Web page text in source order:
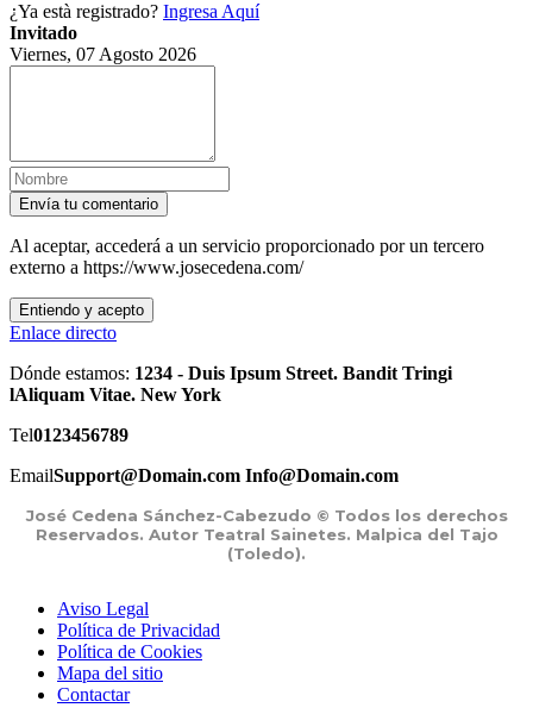
¿Ya està registrado? Ingresa Aquí
Invitado
Viernes, 07 Agosto 2026
Envía tu comentario
Al aceptar, accederá a un servicio proporcionado por un tercero
externo a https://www.josecedena.com/
Entiendo y acepto
Enlace directo
Dónde estamos: 1234 - Duis Ipsum Street. Bandit Tringi
lAliquam Vitae. New York
Tel0123456789
EmailSupport@Domain.com Info@Domain.com
José Cedena Sánchez-Cabezudo © Todos los derechos
Reservados. Autor Teatral Sainetes. Malpica del Tajo
(Toledo).
Aviso Legal
Política de Privacidad
Política de Cookies
Mapa del sitio
Contactar